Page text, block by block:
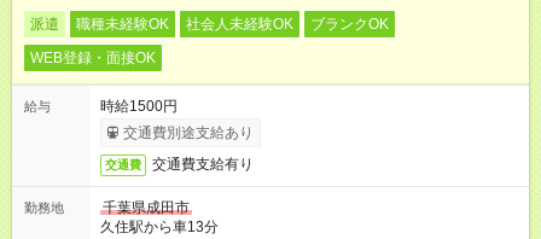
派遣 職種未経験OK 社会人未経験OK
ブランクOK
WEB登録・面接OK
給与
時給1500円
交通費別途支給あり
交通費 交通費支給有り
勤務地
千葉県成田市
久住駅から車13分